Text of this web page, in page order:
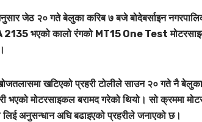
जेठ २० गते बेलुका करिब ७ बजे बोदेबर्साइन
2135 भएको कालो रंगको MT15 One Test
खटिएको प्रहरी टोलीले साउन २० गते नै
भएको मोटरसाइकल बरामद गरेको थियो। सो क्रममा
लिई अनुसन्धान अघि बढाइएको प्रहरीले जनाएको छ।